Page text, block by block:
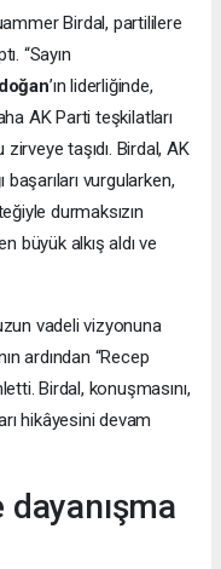
Birdal, partililere
“Sayın
’ın liderliğinde,
AK Parti teşkilatları
taşıdı. Birdal, AK
başarıları vurgularken,
durmaksızın
büyük alkış aldı ve
vadeli vizyonuna
ardından “Recep
Birdal, konuşmasını,
hikâyesini devam